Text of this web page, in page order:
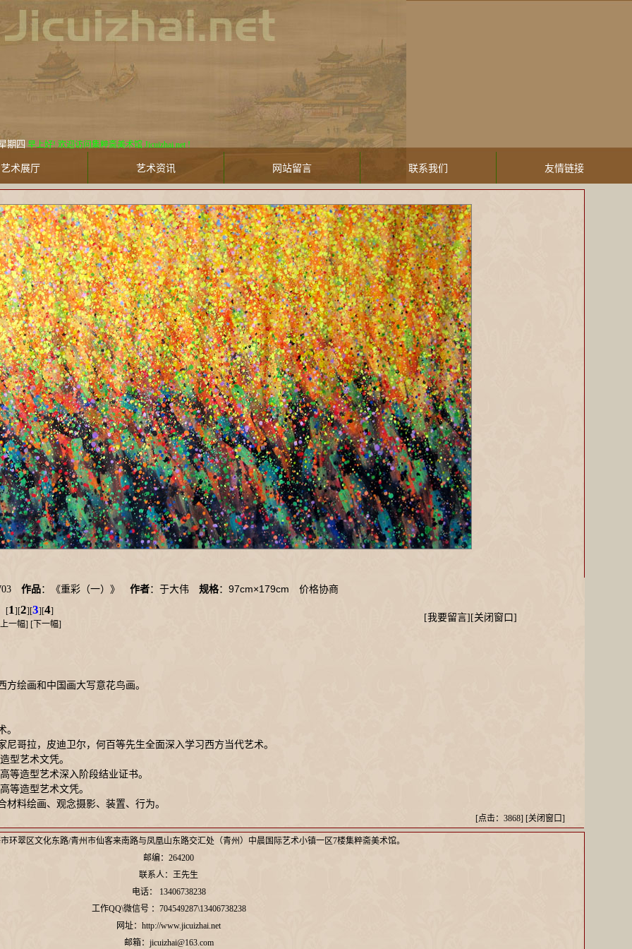
四 早上好! 欢迎访问集粹斋美术馆 Jicuizhai.net !
艺术展厅 艺术资讯 网站留言 联系我们 友情链接
作品：《重彩（一）》 作者：于大伟 规格： 97cm×179cm 价格协商
[1][2][3][4]
上一幅] [ 下一幅]
[我要留言][关闭窗口]
绘画和中国画大写意花鸟画。
。
哥拉，皮迪卫尔，何百等先生全面深入学习西方当代艺术。
型艺术文凭。
等造型艺术深入阶段结业证书。
等造型艺术文凭。
料绘画、观念摄影、装置、行为。
[点击：3868] [关闭窗口]
环翠区文化东路/青州市仙客来南路与凤凰山东路交汇处（青州）中晨国际艺术小镇一区7楼集粹斋美术馆。
邮编：264200
联系人：王先生
电话： 13406738238
工作QQ\微信号 ：704549287\13406738238
网址：http://www.jicuizhai.net
邮箱：jicuizhai@163.com